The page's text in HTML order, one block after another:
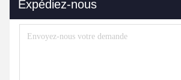
Expédiez-nous